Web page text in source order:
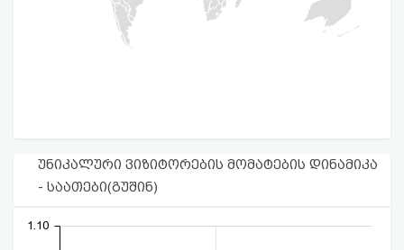
უნიკალური ვიზიტორების მომატების დინამიკა
- საათები(გუშინ)
1.10